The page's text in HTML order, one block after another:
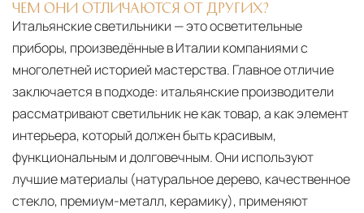
ЧЕМ ОНИ ОТЛИЧАЮТСЯ ОТ ДРУГИХ?
Итальянские светильники — это осветительные
приборы, произведённые в Италии компаниями с
многолетней историей мастерства. Главное отличие
заключается в подходе: итальянские производители
рассматривают светильник не как товар, а как элемент
интерьера, который должен быть красивым,
функциональным и долговечным. Они используют
лучшие материалы (натуральное дерево, качественное
стекло, премиум-металл, керамику), применяют